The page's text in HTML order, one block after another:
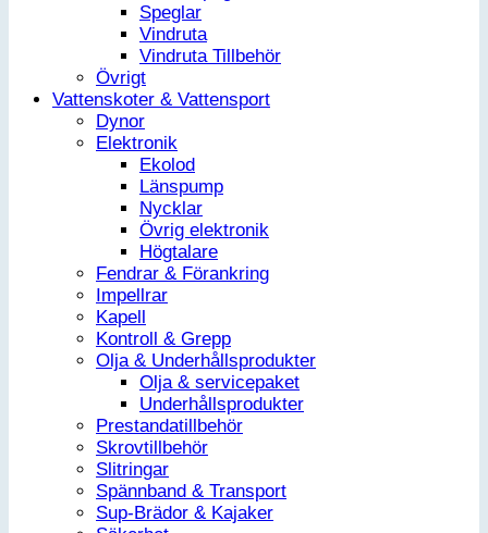
Speglar
Vindruta
Vindruta Tillbehör
Övrigt
Vattenskoter & Vattensport
Dynor
Elektronik
Ekolod
Länspump
Nycklar
Övrig elektronik
Högtalare
Fendrar & Förankring
Impellrar
Kapell
Kontroll & Grepp
Olja & Underhållsprodukter
Olja & servicepaket
Underhållsprodukter
Prestandatillbehör
Skrovtillbehör
Slitringar
Spännband & Transport
Sup-Brädor & Kajaker